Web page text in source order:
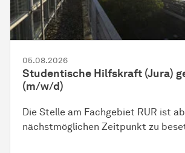
05.08.2026
Studentische Hilfskraft (Jura)
(m/w/d)
Die Stelle am Fachgebiet RUR ist
nächstmöglichen Zeitpunkt zu